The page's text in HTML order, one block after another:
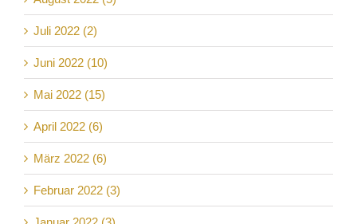
Juli 2022 (2)
Juni 2022 (10)
Mai 2022 (15)
April 2022 (6)
März 2022 (6)
Februar 2022 (3)